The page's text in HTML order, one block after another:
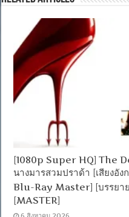
[1080p Super HQ] The
นางมารสวมปราด้า [เสียงอัง
Blu-Ray Master] [บรรยา
[MASTER]